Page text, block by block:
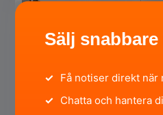
Sälj
✓ Få notiser direkt när
✓ Chatta och hantera